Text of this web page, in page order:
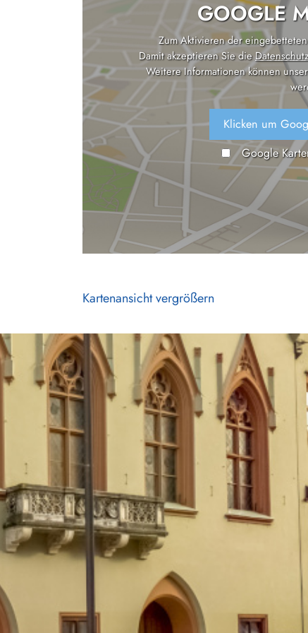
GOOGLE
Zum Aktivieren der
Damit akzeptieren Sie die
Weitere Informationen können
Klicken um
Google
Kartenansicht vergrößern